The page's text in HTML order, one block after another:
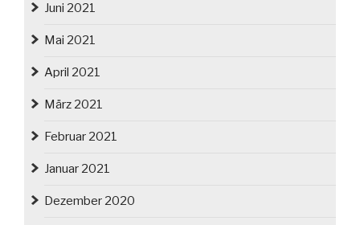
Juni 2021
Mai 2021
April 2021
März 2021
Februar 2021
Januar 2021
Dezember 2020